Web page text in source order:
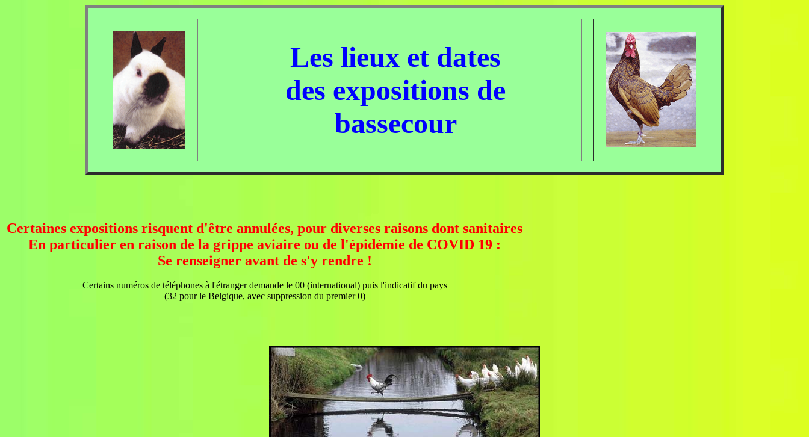
Les lieux et dates
des expositions de
bassecour
Certaines expositions risquent d'être annulées, pour diverses raisons dont sanitaires
En particulier en raison de la grippe aviaire ou de l'épidémie de COVID 19 :
Se renseigner avant de s'y rendre !
Certains numéros de téléphones à l'étranger demande le 00 (international) puis l'indicatif du pays
(32 pour le Belgique, avec suppression du premier 0)